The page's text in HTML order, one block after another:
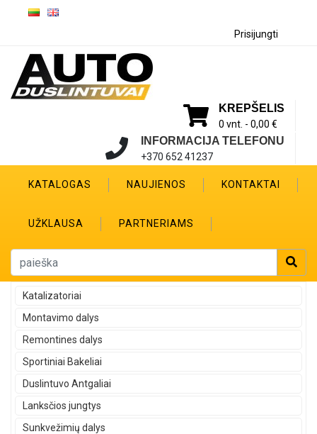
Prisijungti
KREPŠELIS
0 vnt. - 0,00 €
INFORMACIJA TELEFONU
+370 652 41237
KATALOGAS NAUJIENOS KONTAKTAI
UŽKLAUSA PARTNERIAMS
Katalizatoriai
Montavimo dalys
Remontines dalys
Sportiniai Bakeliai
Duslintuvo Antgaliai
Lanksčios jungtys
Sunkvežimių dalys